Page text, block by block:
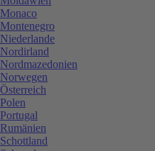
Monaco
Montenegro
Niederlande
Nordirland
Nordmazedonien
Norwegen
Österreich
Polen
Portugal
Rumänien
Schottland